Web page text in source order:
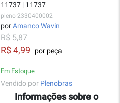
11737 | 11737
pleno-2330400002
porAmanco Wavin
R$ 5,87
R$ 4,99 por peça
Em Estoque
Vendido por Plenobras
Informações sobre o